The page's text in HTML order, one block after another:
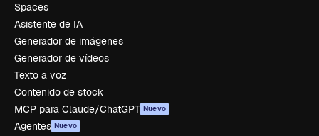
Spaces
Asistente de IA
Generador de imágenes
Generador de vídeos
Texto a voz
Contenido de stock
MCP para Claude/ChatGPT Nuevo
Agentes Nuevo